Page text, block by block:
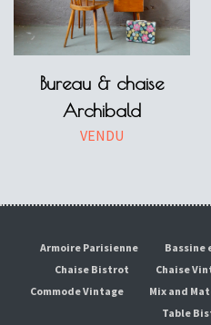
Bureau & chaise
Archibald
VENDU
Armoire Parisienne Bassine
Chaise Bistrot
Chaise
Commode Vintage
Mix and
Table